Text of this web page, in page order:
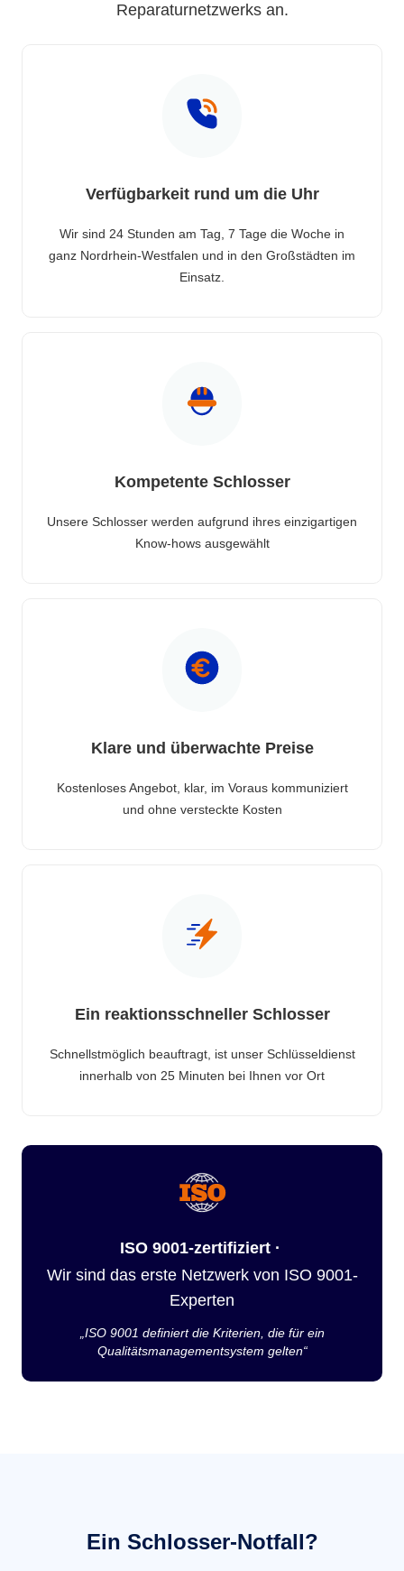
Reparaturnetzwerks an.
Verfügbarkeit rund um die Uhr
Wir sind 24 Stunden am Tag, 7 Tage die Woche in
ganz Nordrhein-Westfalen und in den Großstädten im
Einsatz.
Kompetente Schlosser
Unsere Schlosser werden aufgrund ihres einzigartigen
Know-hows ausgewählt
Klare und überwachte Preise
Kostenloses Angebot, klar, im Voraus kommuniziert
und ohne versteckte Kosten
Ein reaktionsschneller Schlosser
Schnellstmöglich beauftragt, ist unser Schlüsseldienst
innerhalb von 25 Minuten bei Ihnen vor Ort
ISO 9001-zertifiziert ·
Wir sind das erste Netzwerk von ISO 9001-
Experten
„ISO 9001 definiert die Kriterien, die für ein
Qualitätsmanagementsystem gelten“
Ein Schlosser-Notfall?